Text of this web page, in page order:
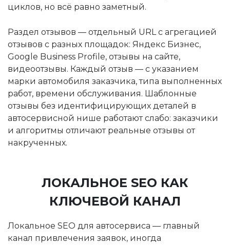
циклов, но всё равно заметный.
Раздел отзывов — отдельный URL с агрегацией
отзывов с разных площадок: Яндекс Бизнес,
Google Business Profile, отзывы на сайте,
видеоотзывы. Каждый отзыв — с указанием
марки автомобиля заказчика, типа выполненных
работ, времени обслуживания. Шаблонные
отзывы без идентифицирующих деталей в
автосервисной нише работают слабо: заказчики
и алгоритмы отличают реальные отзывы от
накрученных.
ЛОКАЛЬНОЕ SEO КАК
КЛЮЧЕВОЙ КАНАЛ
Локальное SEO для автосервиса — главный
канал привлечения заявок, иногда